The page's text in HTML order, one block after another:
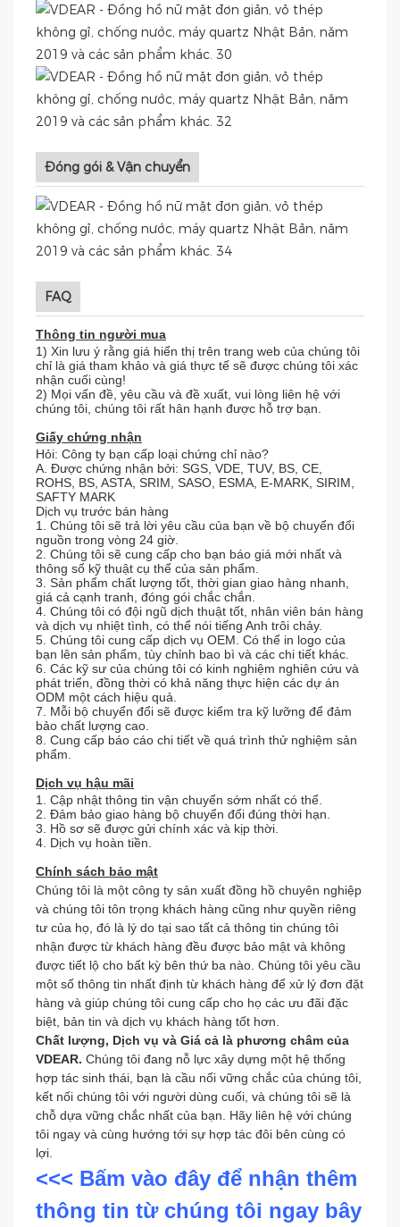
Đóng gói & Vận chuyển
FAQ
Thông tin người mua
1) Xin lưu ý rằng giá hiển thị trên trang web của chúng tôi
chỉ là giá tham khảo và giá thực tế sẽ được chúng tôi xác
nhận cuối cùng!
2) Mọi vấn đề, yêu cầu và đề xuất, vui lòng liên hệ với
chúng tôi, chúng tôi rất hân hạnh được hỗ trợ bạn.
Giấy chứng nhận
Hỏi: Công ty bạn cấp loại chứng chỉ nào?
A. Được chứng nhận bởi: SGS, VDE, TUV, BS, CE,
ROHS, BS, ASTA, SRIM, SASO, ESMA, E-MARK, SIRIM,
SAFTY MARK
Dịch vụ trước bán hàng
1. Chúng tôi sẽ trả lời yêu cầu của bạn về bộ chuyển đổi
nguồn trong vòng 24 giờ.
2. Chúng tôi sẽ cung cấp cho bạn báo giá mới nhất và
thông số kỹ thuật cụ thể của sản phẩm.
3. Sản phẩm chất lượng tốt, thời gian giao hàng nhanh,
giá cả cạnh tranh, đóng gói chắc chắn.
4. Chúng tôi có đội ngũ dịch thuật tốt, nhân viên bán hàng
và dịch vụ nhiệt tình, có thể nói tiếng Anh trôi chảy.
5. Chúng tôi cung cấp dịch vụ OEM. Có thể in logo của
bạn lên sản phẩm, tùy chỉnh bao bì và các chi tiết khác.
6. Các kỹ sư của chúng tôi có kinh nghiệm nghiên cứu và
phát triển, đồng thời có khả năng thực hiện các dự án
ODM một cách hiệu quả.
7. Mỗi bộ chuyển đổi sẽ được kiểm tra kỹ lưỡng để đảm
bảo chất lượng cao.
8. Cung cấp báo cáo chi tiết về quá trình thử nghiệm sản
phẩm.
Dịch vụ hậu mãi
1. Cập nhật thông tin vận chuyển sớm nhất có thể.
2. Đảm bảo giao hàng bộ chuyển đổi đúng thời hạn.
3. Hồ sơ sẽ được gửi chính xác và kịp thời.
4. Dịch vụ hoàn tiền.
Chính sách bảo mật
Chúng tôi là một công ty sản xuất đồng hồ chuyên nghiệp
và chúng tôi tôn trọng khách hàng cũng như quyền riêng
tư của họ, đó là lý do tại sao tất cả thông tin chúng tôi
nhận được từ khách hàng đều được bảo mật và không
được tiết lộ cho bất kỳ bên thứ ba nào. Chúng tôi yêu cầu
một số thông tin nhất định từ khách hàng để xử lý đơn đặt
hàng và giúp chúng tôi cung cấp cho họ các ưu đãi đặc
biệt, bản tin và dịch vụ khách hàng tốt hơn.
Chất lượng, Dịch vụ và Giá cả là phương châm của
VDEAR. Chúng tôi đang nỗ lực xây dựng một hệ thống
hợp tác sinh thái, bạn là cầu nối vững chắc của chúng tôi,
kết nối chúng tôi với người dùng cuối, và chúng tôi sẽ là
chỗ dựa vững chắc nhất của bạn. Hãy liên hệ với chúng
tôi ngay và cùng hướng tới sự hợp tác đôi bên cùng có
lợi.
<<< Bấm vào đây để nhận thêm
thông tin từ chúng tôi ngay bây